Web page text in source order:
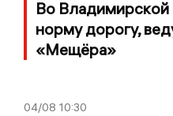
Во Владимирской
норму дорогу,
«Мещёра»
04/08 10:30